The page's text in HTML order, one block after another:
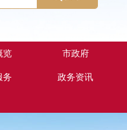
览 市政府
务 政务资讯